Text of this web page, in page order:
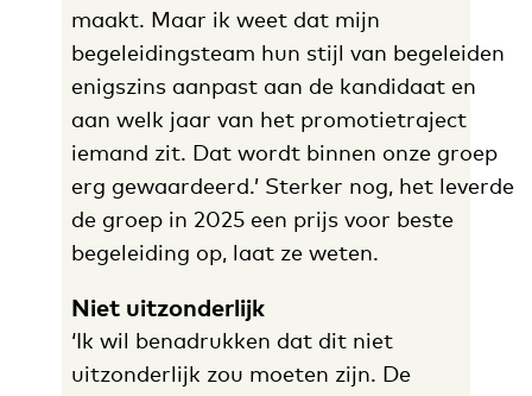
maakt. Maar ik weet dat mijn
begeleidingsteam hun stijl van begeleiden
enigszins aanpast aan de kandidaat en
aan welk jaar van het promotietraject
iemand zit. Dat wordt binnen onze groep
erg gewaardeerd.’ Sterker nog, het leverde
de groep in 2025 een prijs voor beste
begeleiding op, laat ze weten.
Niet uitzonderlijk
‘Ik wil benadrukken dat dit niet
uitzonderlijk zou moeten zijn. De